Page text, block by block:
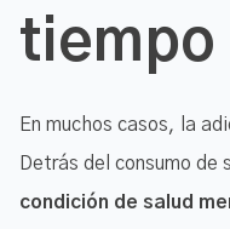
tiempo
En muchos casos, la
Detrás del consumo de
condición de salud